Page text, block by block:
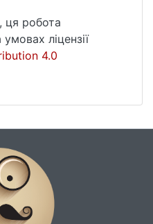
ця робота
ліцензії
4.0